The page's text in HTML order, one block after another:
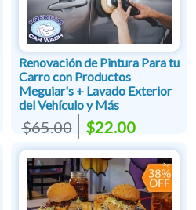
Renovación de Pintura Para tu
Carro con Productos
Meguiar's + Lavado Exterior
del Vehículo y Más
$65.00 $22.00